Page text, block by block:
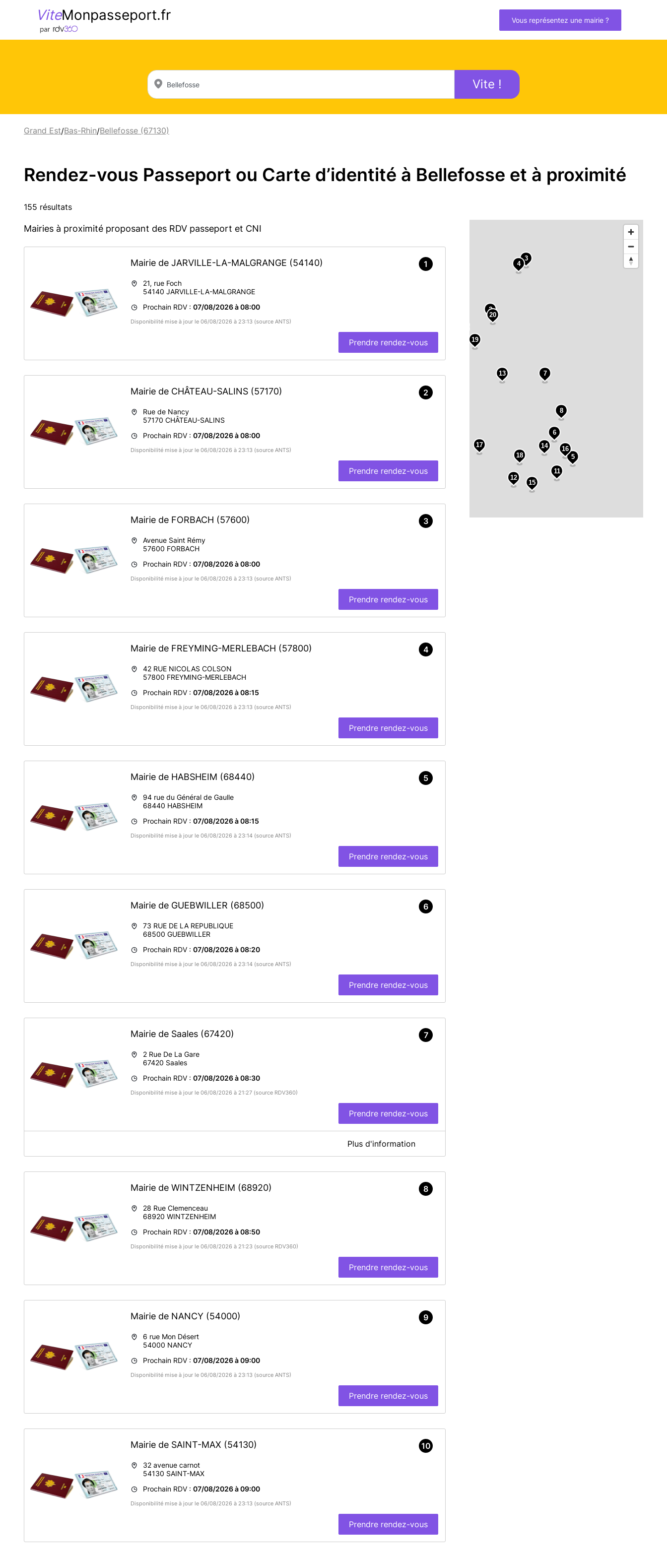
ViteMonpasseport.fr Vous représentez une mairie ?
Vite !
Grand Est/Bas-Rhin/Bellefosse (67130)
Rendez-vous Passeport ou Carte d’identité à Bellefosse et à proximité
155 résultats
Mairies à proximité proposant des RDV passeport et CNI
Mairie de JARVILLE-LA-MALGRANGE (54140)
21, rue Foch
54140 JARVILLE-LA-MALGRANGE
Prochain RDV : 07/08/2026 à 08:00
Disponibilité mise à jour le 06/08/2026 à 23:13 (source ANTS)
Prendre rendez-vous
1
Mairie de CHÂTEAU-SALINS (57170)
Rue de Nancy
57170 CHÂTEAU-SALINS
Prochain RDV : 07/08/2026 à 08:00
Disponibilité mise à jour le 06/08/2026 à 23:13 (source ANTS)
Prendre rendez-vous
2
Mairie de FORBACH (57600)
Avenue Saint Rémy
57600 FORBACH
Prochain RDV : 07/08/2026 à 08:00
Disponibilité mise à jour le 06/08/2026 à 23:13 (source ANTS)
Prendre rendez-vous
3
Mairie de FREYMING-MERLEBACH (57800)
42 RUE NICOLAS COLSON
57800 FREYMING-MERLEBACH
Prochain RDV : 07/08/2026 à 08:15
Disponibilité mise à jour le 06/08/2026 à 23:13 (source ANTS)
Prendre rendez-vous
4
Mairie de HABSHEIM (68440)
94 rue du Général de Gaulle
68440 HABSHEIM
Prochain RDV : 07/08/2026 à 08:15
Disponibilité mise à jour le 06/08/2026 à 23:14 (source ANTS)
Prendre rendez-vous
5
Mairie de GUEBWILLER (68500)
73 RUE DE LA REPUBLIQUE
68500 GUEBWILLER
Prochain RDV : 07/08/2026 à 08:20
Disponibilité mise à jour le 06/08/2026 à 23:14 (source ANTS)
Prendre rendez-vous
6
Mairie de Saales (67420)
2 Rue De La Gare
67420 Saales
Prochain RDV : 07/08/2026 à 08:30
Disponibilité mise à jour le 06/08/2026 à 21:27 (source RDV360)
Prendre rendez-vous
7
En savoir plus
Plus d'information
Mairie de WINTZENHEIM (68920)
28 Rue Clemenceau
68920 WINTZENHEIM
Prochain RDV : 07/08/2026 à 08:50
Disponibilité mise à jour le 06/08/2026 à 21:23 (source RDV360)
Prendre rendez-vous
8
Mairie de NANCY (54000)
6 rue Mon Désert
54000 NANCY
Prochain RDV : 07/08/2026 à 09:00
Disponibilité mise à jour le 06/08/2026 à 23:13 (source ANTS)
Prendre rendez-vous
9
Mairie de SAINT-MAX (54130)
32 avenue carnot
54130 SAINT-MAX
Prochain RDV : 07/08/2026 à 09:00
Disponibilité mise à jour le 06/08/2026 à 23:13 (source ANTS)
Prendre rendez-vous
10
2
3
4
5
6
7
8
11
12
13
14
15
16
17
18
19
20